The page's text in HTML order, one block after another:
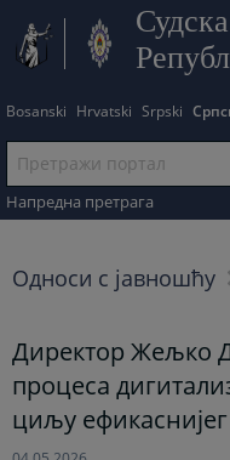
Bosanski Hrvatski Srpski
Напредна претрага
Односи с јавношћу
Директор Жељко
процеса
циљу